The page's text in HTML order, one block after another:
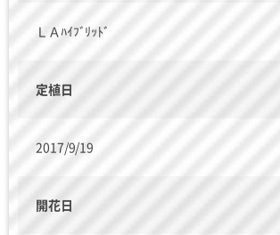
ＬＡﾊｲﾌﾞﾘｯﾄﾞ
定植日
2017/9/19
開花日